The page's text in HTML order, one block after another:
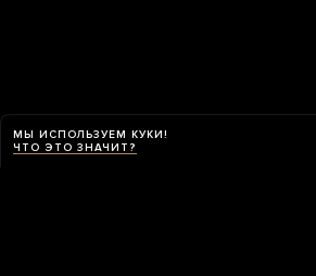
МЫ ИСПОЛЬЗУЕМ КУКИ!
ЧТО ЭТО ЗНАЧИТ?